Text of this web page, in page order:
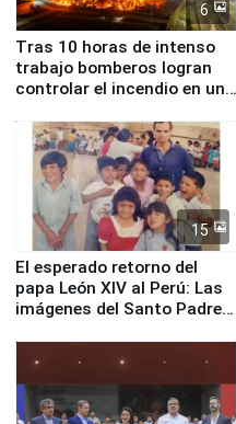
6
Tras 10 horas de intenso
trabajo bomberos logran
controlar el incendio en una
de Chile
15
El esperado retorno del
papa León XIV al Perú: Las
imágenes del Santo Padre